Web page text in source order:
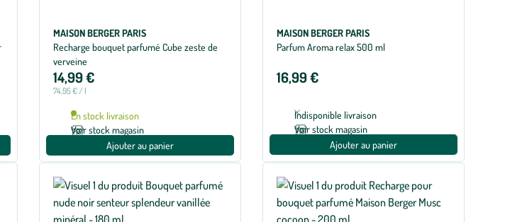
MAISON BERGER PARIS
Recharge bouquet parfumé Cube zeste de
verveine
14,99 €
74,95 € / l
En stock livraison
Voir stock magasin
Ajouter au panier
MAISON BERGER PARIS
Parfum Aroma relax 500 ml
16,99 €
Indisponible livraison
Voir stock magasin
Ajouter au panier